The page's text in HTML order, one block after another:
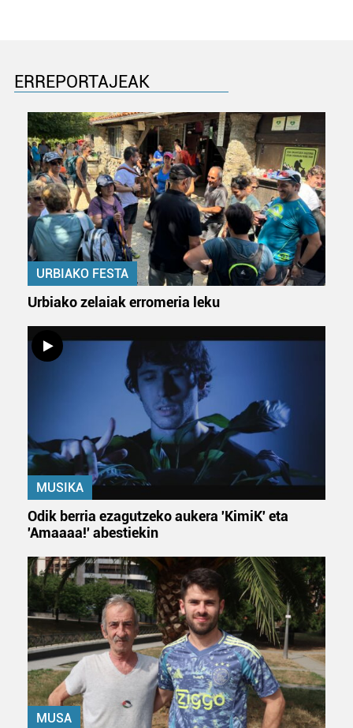
ERREPORTAJEAK
URBIAKO FESTA
Urbiako zelaiak erromeria leku
MUSIKA
Odik berria ezagutzeko aukera 'KimiK' eta
'Amaaaa!' abestiekin
MUSA